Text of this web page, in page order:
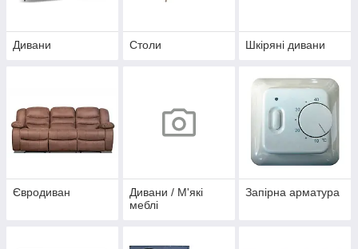
Дивани Столи Шкіряні дивани
Євродиван
Дивани / М'які
меблі
Запірна арматура